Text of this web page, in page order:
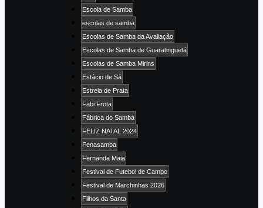
Escola de Samba
escolas de samba
Escolas de Samba da Avaliação
Escolas de Samba de Guaratinguetá
Escolas de Samba Mirins
Estácio de Sá
Estrela de Prata
Fabi Frota
Fábrica do Samba
FELIZ NATAL 2024
Fenasamba
Fernanda Maia
Festival de Futebol de Campo
Festival de Marchinhas 2026
Filhos da Santa